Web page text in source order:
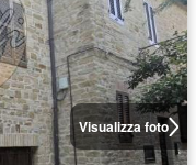
Visualizza foto